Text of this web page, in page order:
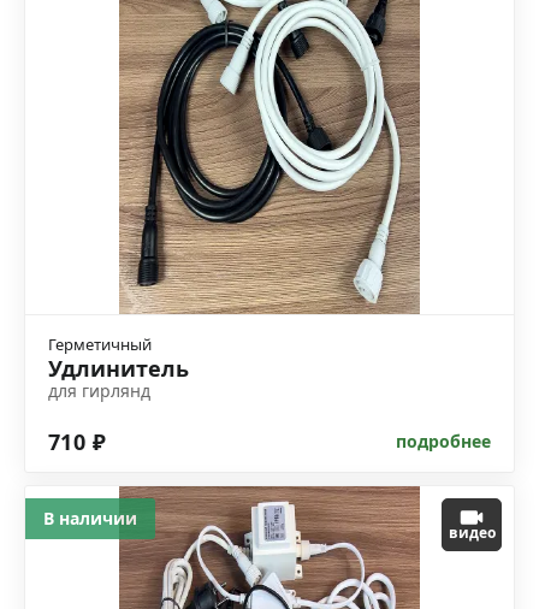
Герметичный
Удлинитель
для гирлянд
710 ₽ подробнее
видео
В наличии